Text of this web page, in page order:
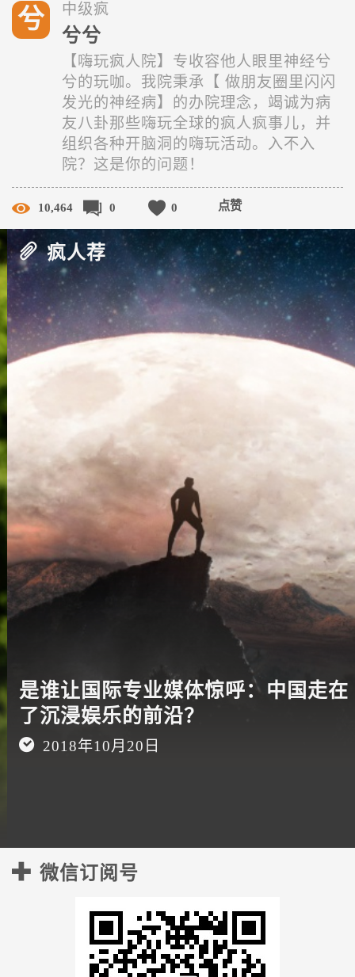
兮 中级疯
兮兮
【嗨玩疯人院】专收容他人眼里神经兮
兮的玩咖。我院秉承【 做朋友圈里闪闪
发光的神经病】的办院理念，竭诚为病
友八卦那些嗨玩全球的疯人疯事儿，并
组织各种开脑洞的嗨玩活动。入不入
院？这是你的问题！
10,464 0 0 点赞
疯人荐
是谁让国际专业媒体惊呼：中国走在
了沉浸娱乐的前沿？
2018年10月20日
微信订阅号